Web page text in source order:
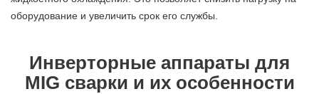
оборудование и увеличить срок его службы.
Инверторные аппараты для
MIG сварки и их особенности